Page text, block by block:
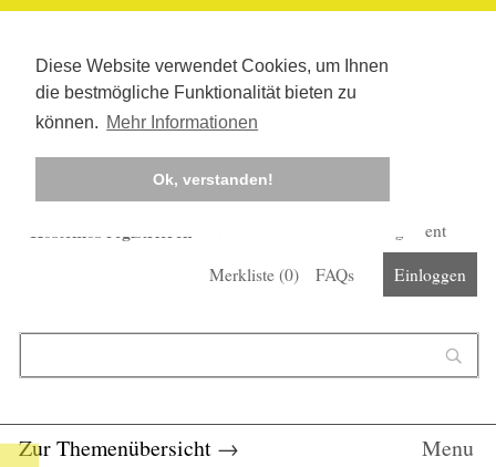
Diese Website verwendet Cookies, um Ihnen
die bestmögliche Funktionalität bieten zu
können. Mehr Informationen
Ok, verstanden!
Kostenlos registrieren
Corona-Management
Merkliste (0) FAQs Einloggen
Zur Themenübersicht → Menu